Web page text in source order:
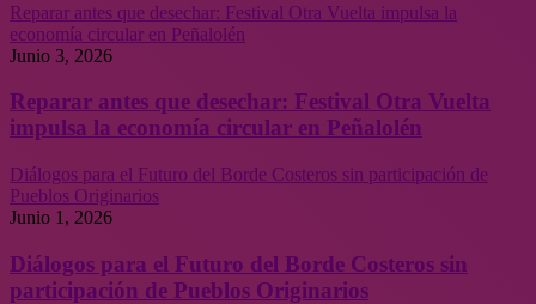
Reparar antes que desechar: Festival Otra Vuelta impulsa la
economía circular en Peñalolén
Junio 3, 2026
Reparar antes que desechar: Festival Otra Vuelta
impulsa la economía circular en Peñalolén
Diálogos para el Futuro del Borde Costeros sin participación de
Pueblos Originarios
Junio 1, 2026
Diálogos para el Futuro del Borde Costeros sin
participación de Pueblos Originarios